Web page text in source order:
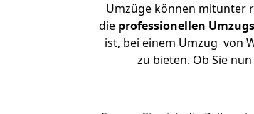
Umzüge können mitunter
die professionellen
ist, bei einem Umzug von
zu bieten. Ob Sie